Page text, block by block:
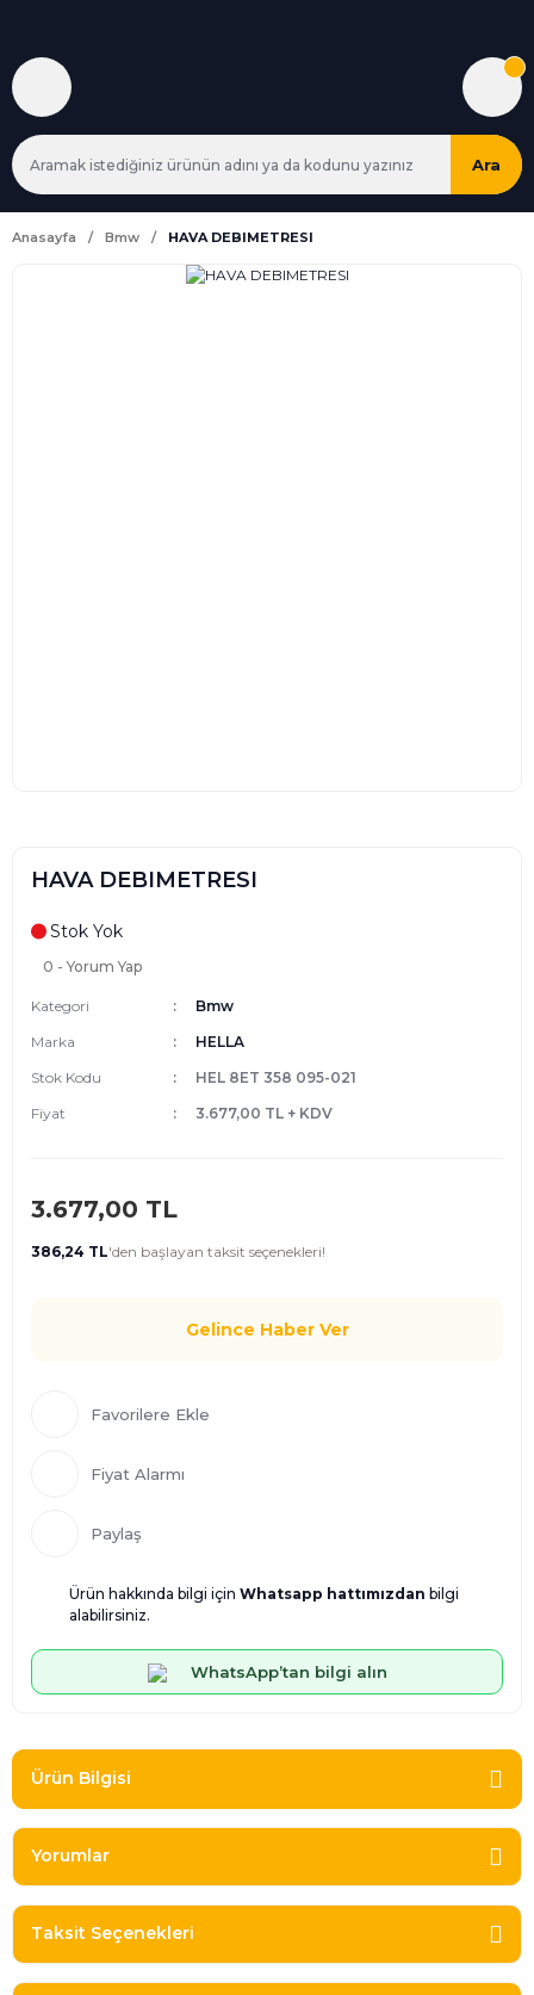
Ara
Anasayfa Bmw HAVA DEBIMETRESI
HAVA DEBIMETRESI
Stok Yok
0 - Yorum Yap
Kategori
Bmw
Marka
HELLA
Stok Kodu
HEL 8ET 358 095-021
Fiyat
3.677,00 TL + KDV
3.677,00 TL
386,24 TL'den başlayan taksit seçenekleri!
Gelince Haber Ver
Fiyat Alarmı
Paylaş
Ürün hakkında bilgi için Whatsapp hattımızdan bilgi
alabilirsiniz.
WhatsApp’tan bilgi alın
Ürün Bilgisi
Yorumlar
Taksit Seçenekleri